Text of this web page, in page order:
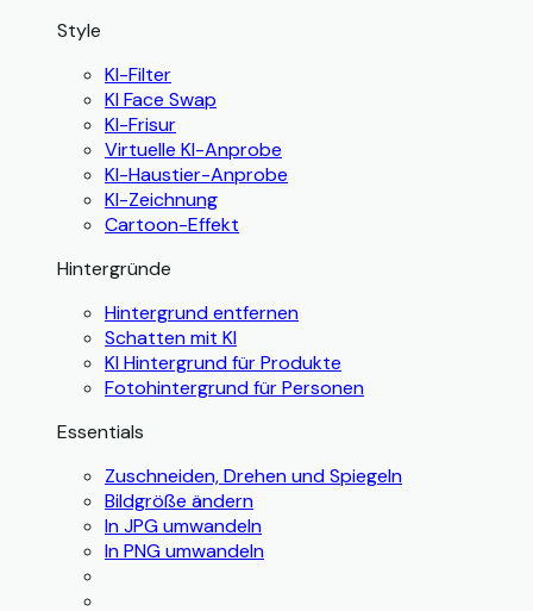
Style
KI-Filter
KI Face Swap
KI-Frisur
Virtuelle KI-Anprobe
KI-Haustier-Anprobe
KI-Zeichnung
Cartoon-Effekt
Hintergründe
Hintergrund entfernen
Schatten mit KI
KI Hintergrund für Produkte
Fotohintergrund für Personen
Essentials
Zuschneiden, Drehen und Spiegeln
Bildgröße ändern
In JPG umwandeln
In PNG umwandeln